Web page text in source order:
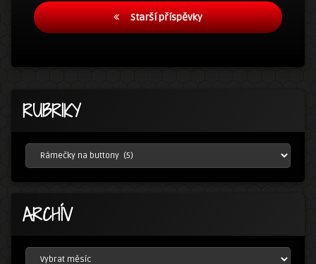
Navigace
pro
Starší příspěvky
RUBRIKY
RUBRIKY
ARCHÍV
ARCHÍV